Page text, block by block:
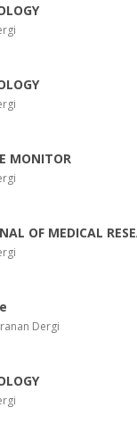
MONITOR
OF MEDICAL
Dergi